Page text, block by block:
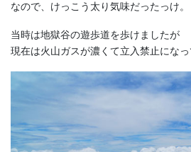
なので、けっこう太り気味だったっけ。
当時は地獄谷の遊歩道を歩けましたが
現在は火山ガスが濃くて立入禁止になっ